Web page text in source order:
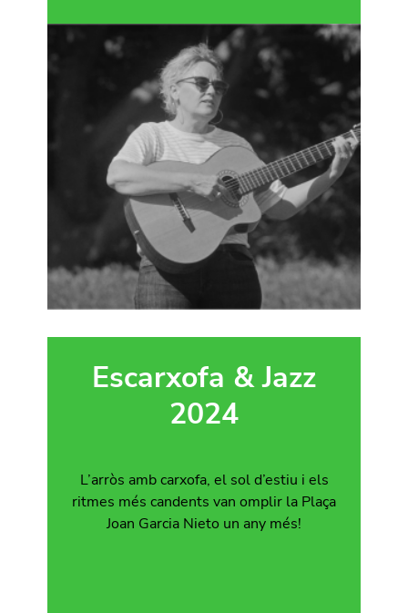
Escarxofa & Jazz
2024
L’arròs amb carxofa, el sol d’estiu i els
ritmes més candents van omplir la Plaça
Joan Garcia Nieto un any més!